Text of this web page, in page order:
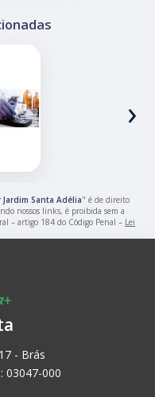
›
Santa Adélia" é de direito
nossos links, é proibida sem a
– artigo 184 do Código Penal – Lei
- Brás
03047-000